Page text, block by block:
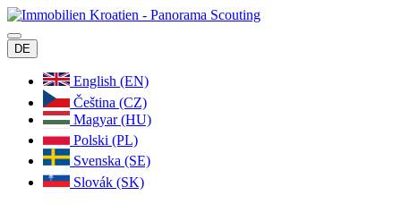
DE
English (EN)
Čeština (CZ)
Magyar (HU)
Polski (PL)
Svenska (SE)
Slovák (SK)